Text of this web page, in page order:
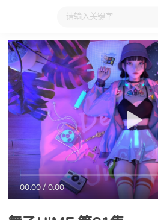
大家在看 日本动漫 国产动漫
00:00/0:00